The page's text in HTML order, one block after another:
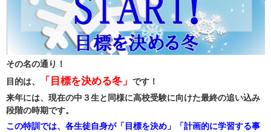
その名の通り！
目的は、
「目標を決める冬」 です！
来年には、現在の中３生と同様に高校受験に向けた最終の追い込み
段階の時期です。
この特訓では、各生徒自身が「目標を決め」「計画的に学習する事